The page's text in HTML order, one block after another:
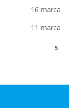
16 marca
11 marca
5